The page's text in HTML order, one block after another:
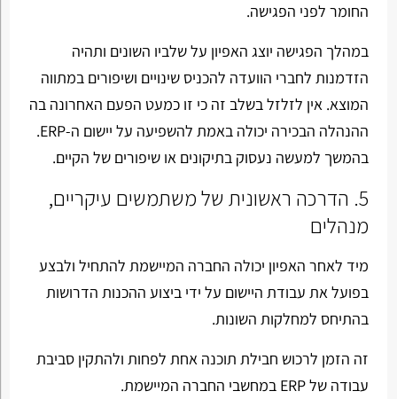
החומר לפני הפגישה.
במהלך הפגישה יוצג האפיון על שלביו השונים ותהיה
הזדמנות לחברי הוועדה להכניס שינויים ושיפורים במתווה
המוצא. אין לזלזל בשלב זה כי זו כמעט הפעם האחרונה בה
ההנהלה הבכירה יכולה באמת להשפיעה על יישום ה-ERP.
בהמשך למעשה נעסוק בתיקונים או שיפורים של הקיים.
5. הדרכה ראשונית של משתמשים עיקריים,
מנהלים
מיד לאחר האפיון יכולה החברה המיישמת להתחיל ולבצע
בפועל את עבודת היישום על ידי ביצוע ההכנות הדרושות
בהתיחס למחלקות השונות.
זה הזמן לרכוש חבילת תוכנה אחת לפחות ולהתקין סביבת
עבודה של ERP במחשבי החברה המיישמת.